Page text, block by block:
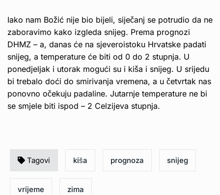
Iako nam Božić nije bio bijeli, siječanj se potrudio da ne
zaboravimo kako izgleda snijeg. Prema prognozi
DHMZ – a, danas će na sjeveroistoku Hrvatske padati
snijeg, a temperature će biti od 0 do 2 stupnja. U
ponedjeljak i utorak mogući su i kiša i snijeg. U srijedu
bi trebalo doći do smirivanja vremena, a u četvrtak nas
ponovno očekuju padaline. Jutarnje temperature ne bi
se smjele biti ispod – 2 Celzijeva stupnja.
Tagovi kiša prognoza snijeg
vrijeme zima